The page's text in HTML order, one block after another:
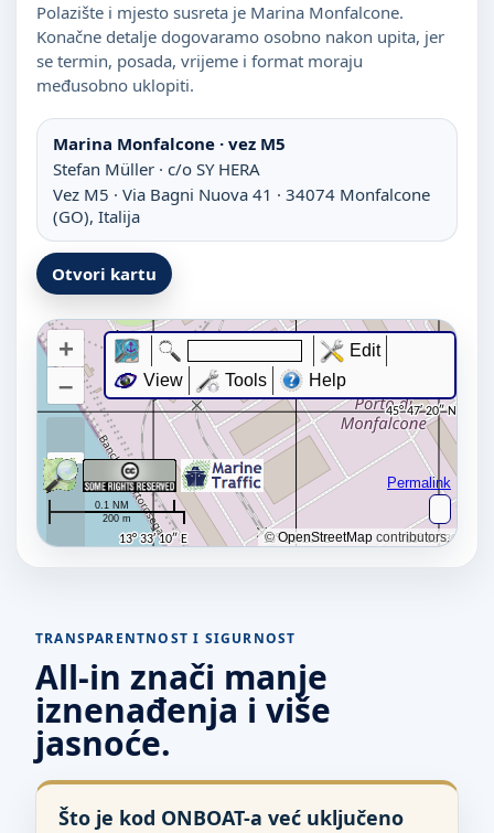
Polazište i mjesto susreta je Marina Monfalcone.
Konačne detalje dogovaramo osobno nakon upita, jer
se termin, posada, vrijeme i format moraju
međusobno uklopiti.
Marina Monfalcone · vez M5
Stefan Müller · c/o SY HERA
Vez M5 · Via Bagni Nuova 41 · 34074 Monfalcone
(GO), Italija
Otvori kartu
TRANSPARENTNOST I SIGURNOST
All-in znači manje
iznenađenja i više
jasnoće.
Što je kod ONBOAT-a već uključeno